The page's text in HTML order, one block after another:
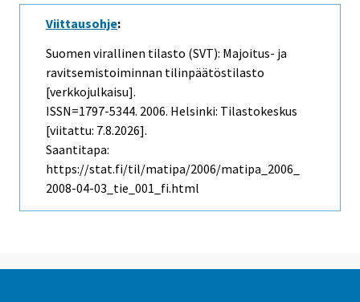
Viittausohje:
Suomen virallinen tilasto (SVT): Majoitus- ja
ravitsemistoiminnan tilinpäätöstilasto
[verkkojulkaisu].
ISSN=1797-5344. 2006. Helsinki: Tilastokeskus
[viitattu: 7.8.2026].
Saantitapa:
https://stat.fi/til/matipa/2006/matipa_2006_
2008-04-03_tie_001_fi.html